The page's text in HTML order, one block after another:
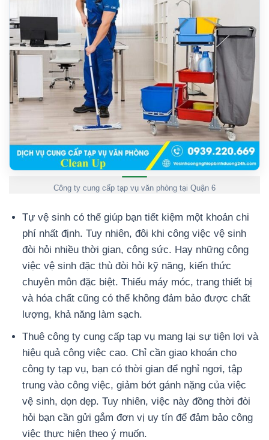
Công ty cung cấp tạp vụ văn phòng tại Quận 6
Tự vệ sinh có thể giúp bạn tiết kiệm một khoản chi
phí nhất định. Tuy nhiên, đôi khi công việc vệ sinh
đòi hỏi nhiều thời gian, công sức. Hay những công
việc vệ sinh đặc thù đòi hỏi kỹ năng, kiến thức
chuyên môn đặc biệt. Thiếu máy móc, trang thiết bị
và hóa chất cũng có thể không đảm bảo được chất
lượng, khả năng làm sạch.
Thuê công ty cung cấp tạp vụ mang lại sự tiện lợi và
hiệu quả công việc cao. Chỉ cần giao khoán cho
công ty tạp vụ, bạn có thời gian để nghỉ ngơi, tập
trung vào công việc, giảm bớt gánh nặng của việc
vệ sinh, dọn dẹp. Tuy nhiên, việc này đồng thời đòi
hỏi bạn cần gửi gắm đơn vị uy tín để đảm bảo công
việc thực hiện theo ý muốn.